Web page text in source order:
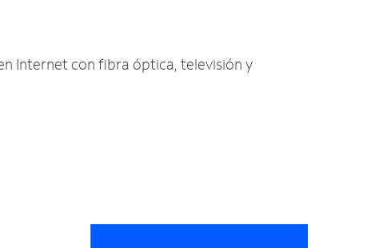
Internet con fibra óptica, televisión y